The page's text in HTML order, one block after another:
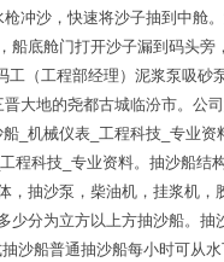
冲沙，快速将沙子抽到中舱
船底舱门打开沙子漏到码头旁
工（工程部经理）泥浆泵吸砂
大地的尧都古城临汾市。公司
_机械仪表_工程科技_专业资
程科技_专业资料。抽沙船结
，抽沙泵，柴油机，挂浆机，
少分为立方以上方抽沙船。抽
沙船普通抽沙船每小时可从